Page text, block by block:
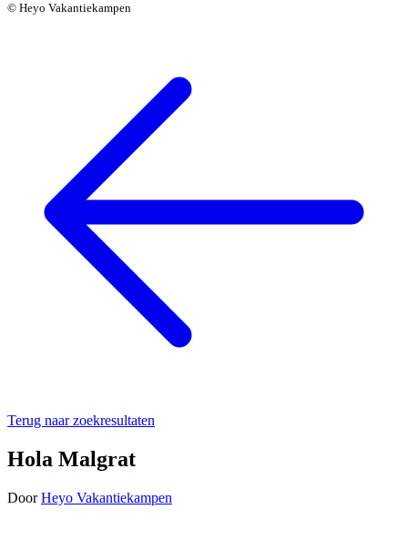
© Heyo Vakantiekampen
Terug naar zoekresultaten
Hola Malgrat
Door Heyo Vakantiekampen